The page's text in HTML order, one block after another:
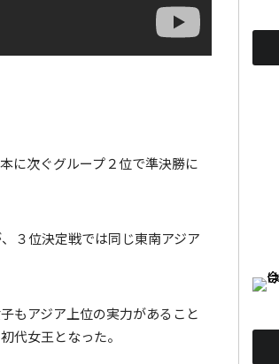
に次ぐグループ２位で準決勝に
３位決定戦では同じ東南アジア
もアジア上位の実力があること
代女王となった。